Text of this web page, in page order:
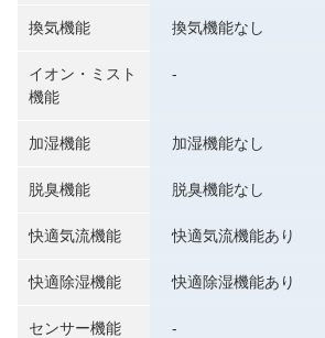
換気機能
イオン・ミスト
機能
加湿機能
脱臭機能
快適気流機能
快適除湿機能
センサー機能
換気機能なし
-
加湿機能なし
脱臭機能なし
快適気流機能あり
快適除湿機能あり
-